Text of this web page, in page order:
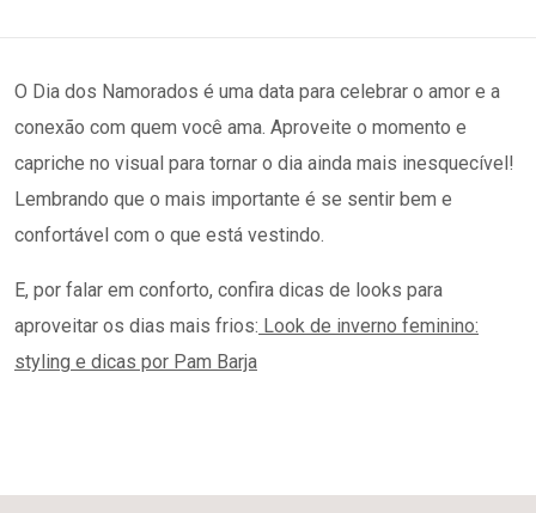
O Dia dos Namorados é uma data para celebrar o amor e a
conexão com quem você ama. Aproveite o momento e
capriche no visual para tornar o dia ainda mais inesquecível!
Lembrando que o mais importante é se sentir bem e
confortável com o que está vestindo.
E, por falar em conforto, confira dicas de looks para
aproveitar os dias mais frios: Look de inverno feminino:
styling e dicas por Pam Barja